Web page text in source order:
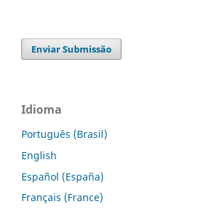
Enviar Submissão
Idioma
Português (Brasil)
English
Español (España)
Français (France)